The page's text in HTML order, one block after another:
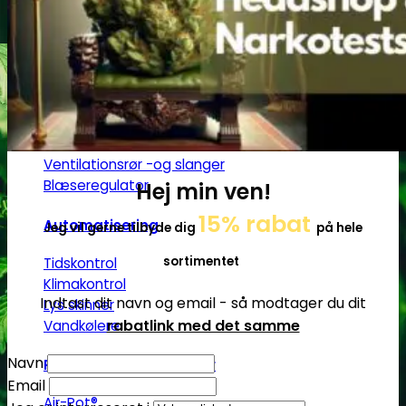
Gødning
Biobizz
Ventilation
Blæsere
Ventilationsrør -og slanger
Blæseregulator
Automatisering
Tidskontrol
Klimakontrol
Lys skinner
Vandkølere
Plantepotter og bakker
Hej min ven!
Jeg vil gerne tilbyde dig 15% rabat på hele
sortimentet
Indtast dit navn og email - så modtager du dit
rabatlink med det samme
Navn
Email